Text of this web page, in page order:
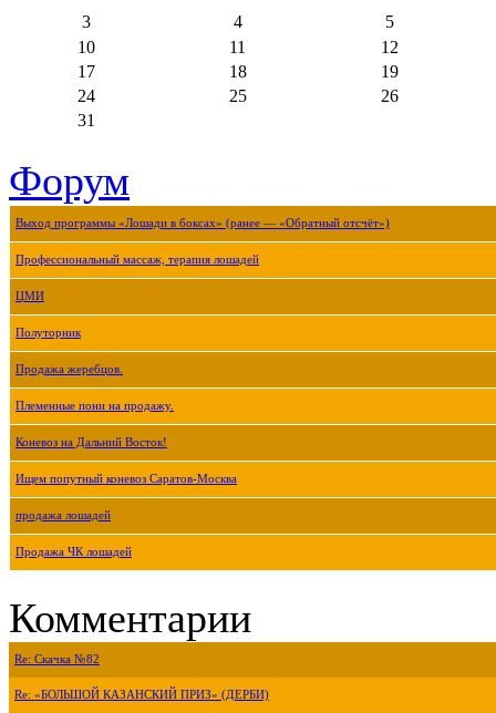
3 4
5
10
11
12
17
18
19
24
25
26
31
Форум
Выход программы «Лошади в боксах» (ранее — «Обратный отсчёт»)
Профессиональный массаж, терапия лошадей
ЦМИ
Полуторник
Продажа жеребцов.
Племенные пони на продажу.
Коневоз на Дальний Восток!
Ищем попутный коневоз Саратов-Москва
продажа лошадей
Продажа ЧК лошадей
Комментарии
Re: Скачка №82
Re: «БОЛЬШОЙ КАЗАНСКИЙ ПРИЗ» (ДЕРБИ)